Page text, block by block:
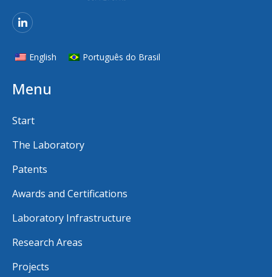
English Português do Brasil
Menu
Start
The Laboratory
Patents
Awards and Certifications
Laboratory Infrastructure
Research Areas
Projects